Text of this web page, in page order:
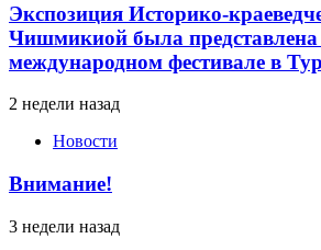
Экспозиция Историко-
Чишмикиой была представлена
международном фестивале в
2 недели назад
Новости
Внимание!
3 недели назад